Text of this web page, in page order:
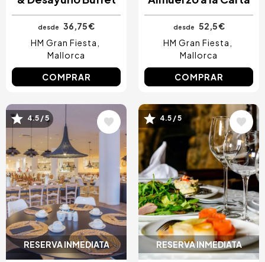
RESERVA INMEDIATA
Day Pass con Sauna
& Desayuno Buffet
desde 36,75 €
HM Gran Fiesta
Mallorca
COMPRAR
RESERVA INMEDIATA
Day Pass con
Almuerzo a la Carta
desde 52,5 €
HM Gran Fiesta
Mallorca
COMPRAR